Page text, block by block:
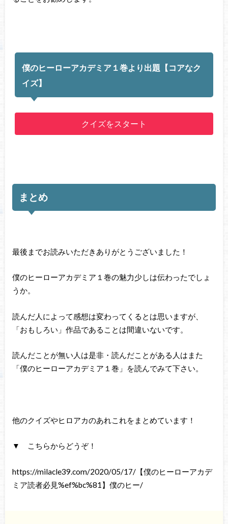
僕のヒーローアカデミア１巻より出題【コアなク
イズ】
クイズをスタート
まとめ
最後までお読みいただきありがとうございました！
僕のヒーローアカデミア１巻の魅力少しは伝わったでしょ
うか。
読んだ人によって感想は変わってくるとは思いますが、
「おもしろい」作品であることは間違いないです。
読んだことが無い人は是非・読んだことがある人はまた
「僕のヒーローアカデミア１巻」を読んでみて下さい。
他のクイズやヒロアカのあれこれをまとめています！
▼ こちらからどうぞ！
https://milacle39.com/2020/05/17/【僕のヒーローアカデ
ミア読者必見%ef%bc%81】僕のヒー/